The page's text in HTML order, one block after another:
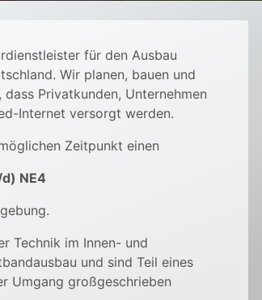
für den Ausbau
Wir planen, bauen und
Privatkunden, Unternehmen
Internet versorgt werden.
Zeitpunkt einen
NE4
Technik im Innen- und
und sind Teil eines
Umgang großgeschrieben